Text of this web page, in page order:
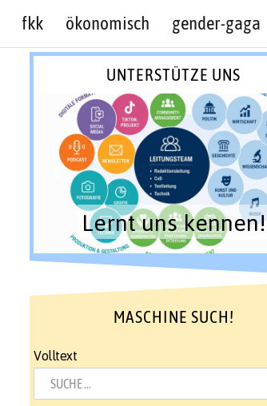
fkk ökonomisch gender-gaga
UNTERSTÜTZE UNS
Lernt uns kennen!
MASCHINE SUCH!
Volltext